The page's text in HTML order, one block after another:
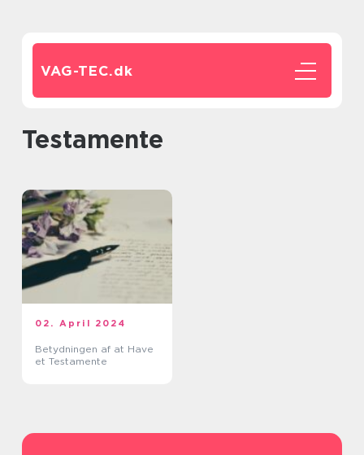
VAG-TEC.dk
testamente
02. April 2024
Betydningen af at Have
et Testamente